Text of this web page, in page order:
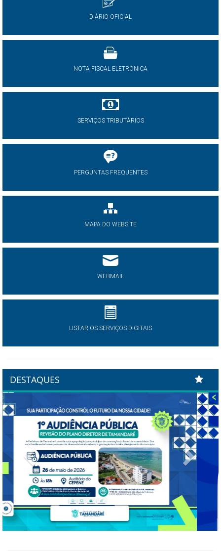
DIÁRIO OFICIAL
NOTA FISCAL ELETRÔNICA
SERVIÇOS TRIBUTÁRIOS
PERGUNTAS FREQUENTES
MAPA DO WEBSITE
WEBMAIL
LISTAR OS SERVIÇOS DIGITAIS
DESTAQUES
Previous Next